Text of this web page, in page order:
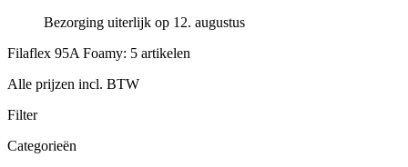
Bezorging uiterlijk op 12. augustus
Filaflex 95A Foamy: 5 artikelen
Alle prijzen incl. BTW
Filter
Categorieën